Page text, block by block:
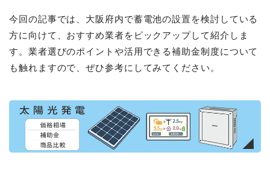
今回の記事では、大阪府内で蓄電池の設置を検討している
方に向けて、おすすめ業者をピックアップして紹介しま
す。業者選びのポイントや活用できる補助金制度について
も触れますので、ぜひ参考にしてみてください。